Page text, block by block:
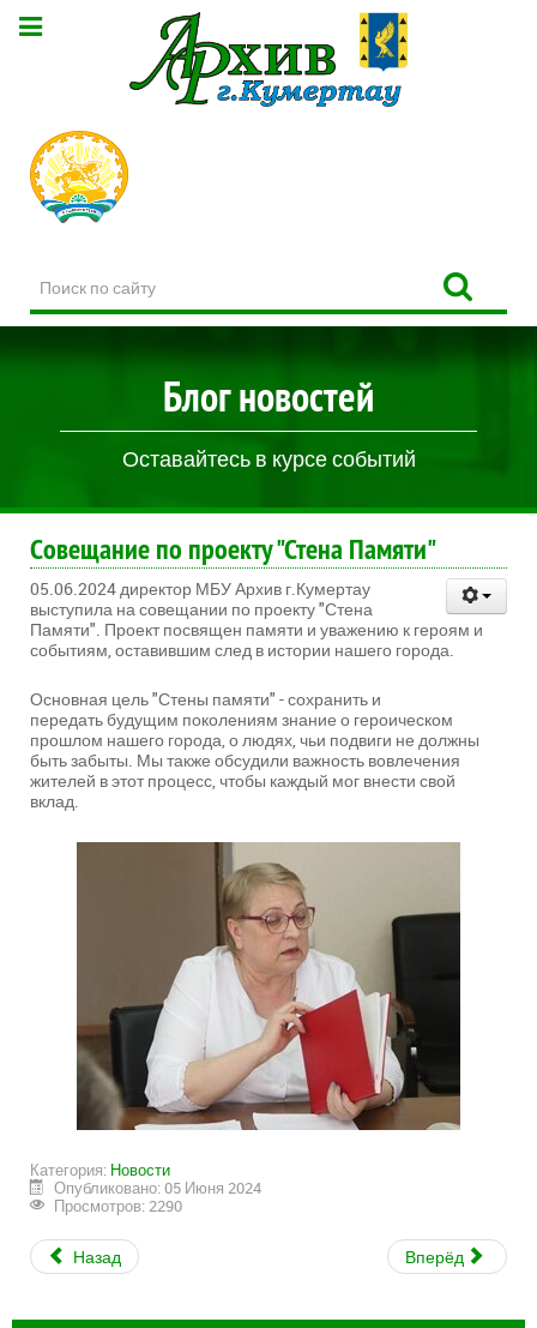
по
сайту
Блог новостей
Оставайтесь в курсе событий
Cовещание по проекту "Стена Памяти"
05.06.2024 директор МБУ Архив г.Кумертау
выступила на совещании по проекту "Стена
Памяти". Проект посвящен памяти и уважению к героям и
событиям, оставившим след в истории нашего города.
Основная цель "Стены памяти" - сохранить и
передать будущим поколениям знание о героическом
прошлом нашего города, о людях, чьи подвиги не должны
быть забыты. Мы также обсудили важность вовлечения
жителей в этот процесс, чтобы каждый мог внести свой
вклад.
Категория: Новости
Опубликовано: 05 Июня 2024
Просмотров: 2290
Назад Вперёд